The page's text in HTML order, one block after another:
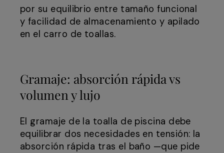
por su equilibrio entre tamaño funcional
y facilidad de almacenamiento y apilado
en el carro de toallas.
Gramaje: absorción rápida vs
volumen y lujo
El gramaje de la toalla de piscina debe
equilibrar dos necesidades en tensión: la
absorción rápida tras el baño —que pide